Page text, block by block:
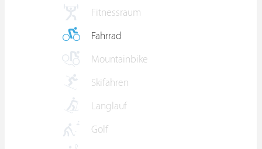
Fitnessraum
Fahrrad
Mountainbike
Skifahren
Langlauf
Golf